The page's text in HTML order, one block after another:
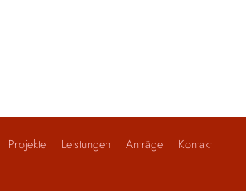
Projekte Leistungen Anträge Kontakt